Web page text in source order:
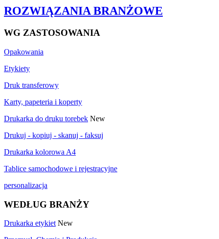
ROZWIĄZANIA BRANŻOWE
WG ZASTOSOWANIA
Opakowania
Etykiety
Druk transferowy
Karty, papeteria i koperty
Drukarka do druku torebek New
Drukuj - kopiuj - skanuj - faksuj
Drukarka kolorowa A4
Tablice samochodowe i rejestracyjne
personalizacja
WEDŁUG BRANŻY
Drukarka etykiet New